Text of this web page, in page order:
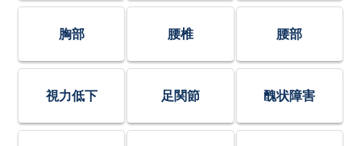
胸部 腰椎 腰部
視力低下 足関節 醜状障害